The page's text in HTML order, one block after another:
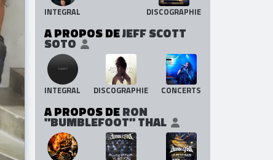
INTEGRAL DISCOGRAPHIE
A PROPOS DEJEFF SCOTT
SOTO
INTEGRAL DISCOGRAPHIE CONCERTS
A PROPOS DERON
"BUMBLEFOOT" THAL